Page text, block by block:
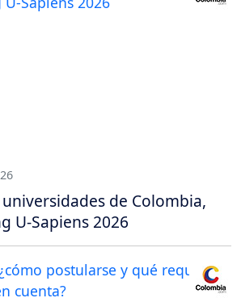
de Colombia,
U-Sapiens 2026